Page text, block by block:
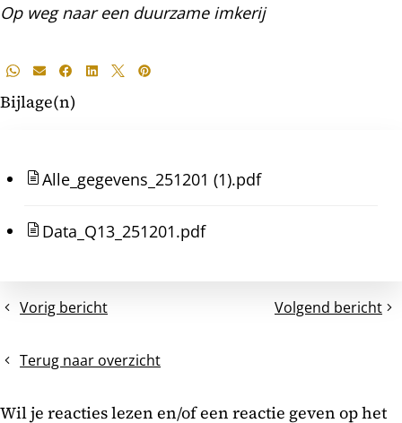
Op weg naar een duurzame imkerij
Deel
dit
bericht
Whatsapp
E-mailFacebook
LinkedIn
X Pinterest
Bijlage(n)
Alle_gegevens_251201 (1).pdf
Data_Q13_251201.pdf
Vorig bericht
Vragenlijst
de
Volgend bericht
Beantwoording
Terug naar overzicht
Wil je reacties lezen en/of een reactie geven op het